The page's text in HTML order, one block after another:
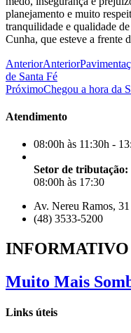
planejamento e muito
tranquilidade e qualidade
Cunha, que esteve a frente
AnteriorAnterior
de Santa Fé
PróximoChegou a hora da
Atendimento
08:00h às 11:30h -
Setor de tributação:
08:00h às 17:30
Av. Nereu Ramos,
(48) 3533-5200
INFORMATIVO
Muito Mais
Links úteis